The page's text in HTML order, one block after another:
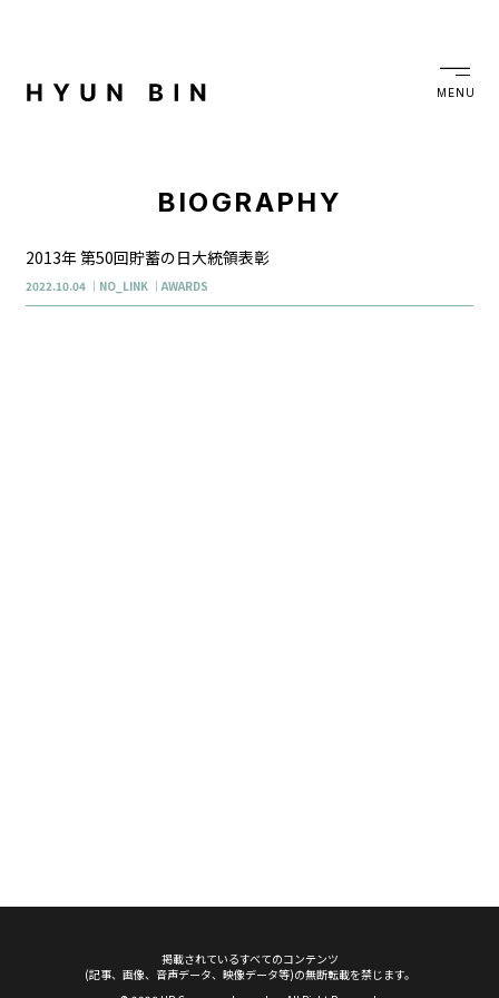
MENU
BIOGRAPHY
2013年 第50回貯蓄の日大統領表彰
2022.10.04 NO_LINK AWARDS
掲載されているすべてのコンテンツ
(記事、画像、音声データ、映像データ等)の無断転載を禁じます。